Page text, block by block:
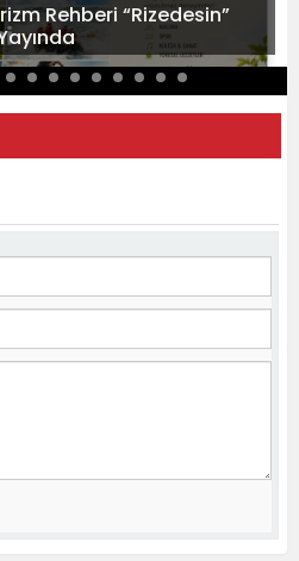
Rehberi “Rizedesin”